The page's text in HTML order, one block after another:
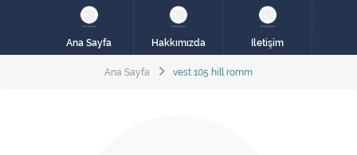
HASTA KARYOLASI
Ana Sayfa Hakkımızda İletişim
Ana Sayfa vest 105 hill romm